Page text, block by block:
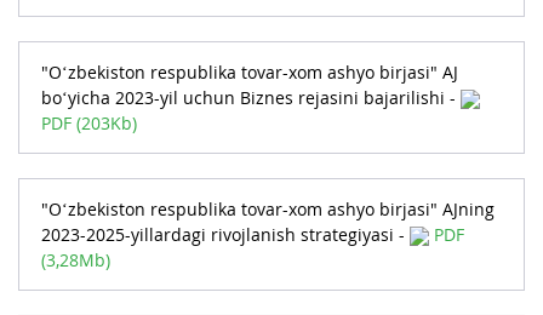
"O‘zbekiston respublika tovar-xom ashyo birjasi" AJ
bo‘yicha 2023-yil uchun Biznes rejasini bajarilishi -
PDF (203Kb)
"O‘zbekiston respublika tovar-xom ashyo birjasi" AJning
2023-2025-yillardagi rivojlanish strategiyasi -
PDF
(3,28Mb)